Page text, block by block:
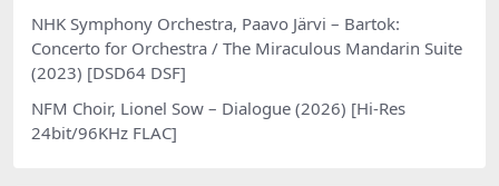
NHK Symphony Orchestra, Paavo Järvi – Bartok:
Concerto for Orchestra / The Miraculous Mandarin Suite
(2023) [DSD64 DSF]
NFM Choir, Lionel Sow – Dialogue (2026) [Hi-Res
24bit/96KHz FLAC]